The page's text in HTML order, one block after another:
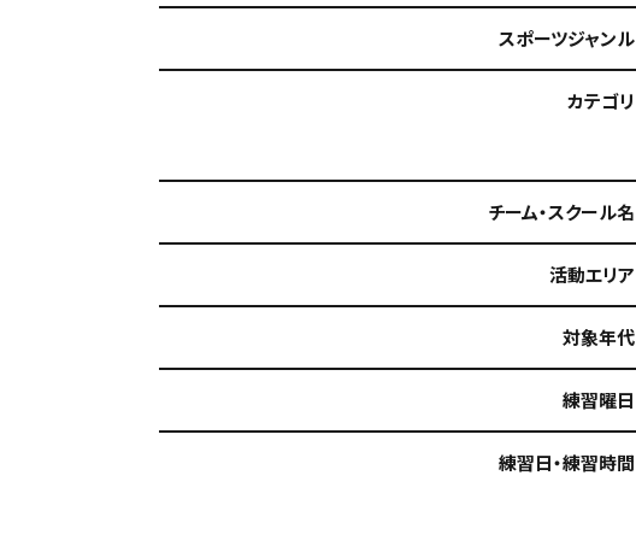
スポーツジャンル
カテゴリ
チーム・スクール名
活動エリア
対象年代
練習曜日
練習日・練習時間